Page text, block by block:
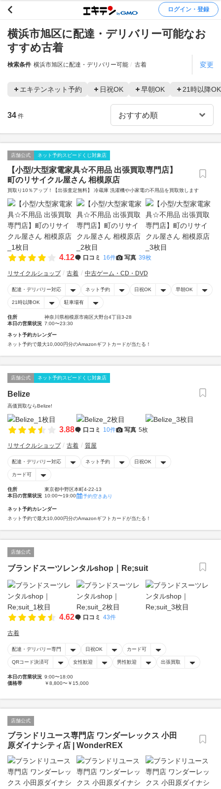
ログイン・登録
横浜市旭区に配達・デリバリー可能なお
すすめ古着
検索条件 横浜市旭区に配達・デリバリー可能 古着 変更
エキテンネット予約 日祝OK 早朝OK 21時以降OK
34 件
店舗公式 ネット予約スピードくじ対象店
【小型/大型家電家具☆不用品 出張買取専門店】
町のリサイクル屋さん 相模原店
買取り10％アップ！【出張査定無料】 冷蔵庫 洗濯機や小家電の不用品を買取致します
4.12 口コミ 16件 写真 39枚
リサイクルショップ 古着 中古ゲーム・CD・DVD
配達・デリバリー対応 ネット予約 日祝OK 早朝OK
21時以降OK 駐車場有
住所
神奈川県相模原市南区大野台4丁目3-28
本日の営業状況 7:00〜23:30
ネット予約カレンダー
ネット予約で最大10,000円分のAmazonギフトカードが当たる！
店舗公式 ネット予約スピードくじ対象店
Belize
高価買取ならBelize!
3.88 口コミ 10件 写真 5枚
リサイクルショップ 古着 質屋
配達・デリバリー対応 ネット予約 日祝OK
カード可
住所
東京都中野区本町4-22-13
本日の営業状況 10:00〜19:00 予約空きあり
ネット予約カレンダー
ネット予約で最大10,000円分のAmazonギフトカードが当たる！
店舗公式
ブランドスーツレンタルshop｜Re;suit
4.62 口コミ 43件
古着
配達・デリバリー専門 日祝OK カード可
QRコード決済可 女性歓迎 男性歓迎 出張買取
本日の営業状況 9:00〜18:00
価格帯
￥8,800〜￥15,000
店舗公式
ブランドリユース専門店 ワンダーレックス 小田
原ダイナシティ店 | WonderREX